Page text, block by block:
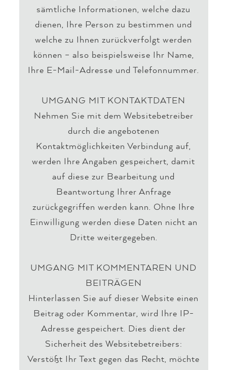
sämtliche Informationen, welche dazu
dienen, Ihre Person zu bestimmen und
welche zu Ihnen zurückverfolgt werden
können – also beispielsweise Ihr Name,
Ihre E-Mail-Adresse und Telefonnummer.
UMGANG MIT KONTAKTDATEN
Nehmen Sie mit dem Websitebetreiber
durch die angebotenen
Kontaktmöglichkeiten Verbindung auf,
werden Ihre Angaben gespeichert, damit
auf diese zur Bearbeitung und
Beantwortung Ihrer Anfrage
zurückgegriffen werden kann. Ohne Ihre
Einwilligung werden diese Daten nicht an
Dritte weitergegeben.
UMGANG MIT KOMMENTAREN UND
BEITRÄGEN
Hinterlassen Sie auf dieser Website einen
Beitrag oder Kommentar, wird Ihre IP-
Adresse gespeichert. Dies dient der
Sicherheit des Websitebetreibers:
Verstößt Ihr Text gegen das Recht, möchte